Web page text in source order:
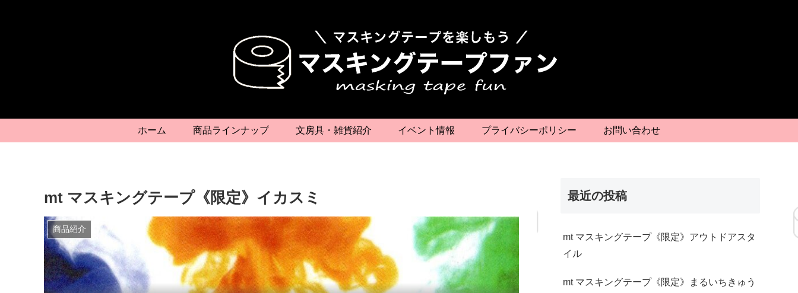
ホーム 商品ラインナップ 文房具・雑貨紹介 イベント情報 プライバシーポリシー お問い合わせ
mt マスキングテープ《限定》イカスミ
商品紹介
最近の投稿
mt マスキングテープ《限定》アウトドアスタ
イル
mt マスキングテープ《限定》まるいちきゅう